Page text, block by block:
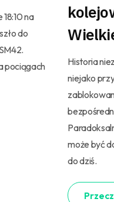
na
do
pociągach
Historia
niejako
może być
do dziś.